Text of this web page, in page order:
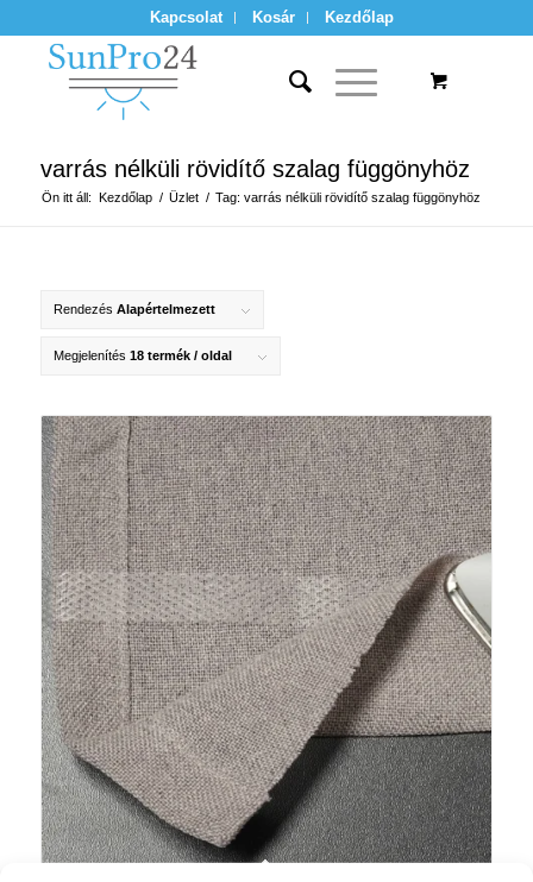
Kapcsolat Kosár Kezdőlap
varrás nélküli rövidítő szalag függönyhöz
Ön itt áll: Kezdőlap / Üzlet / Tag: varrás nélküli rövidítő szalag függönyhöz
Rendezés Alapértelmezett
Megjelenítés 18 termék / oldal